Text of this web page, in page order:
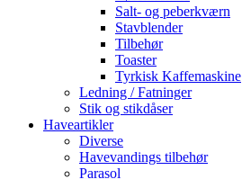
Salt- og peberkværn
Stavblender
Tilbehør
Toaster
Tyrkisk Kaffemaskine
Ledning / Fatninger
Stik og stikdåser
Haveartikler
Diverse
Havevandings tilbehør
Parasol